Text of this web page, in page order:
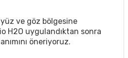
yüz ve göz bölgesine
H2O uygulandıktan sonra
öneriyoruz.